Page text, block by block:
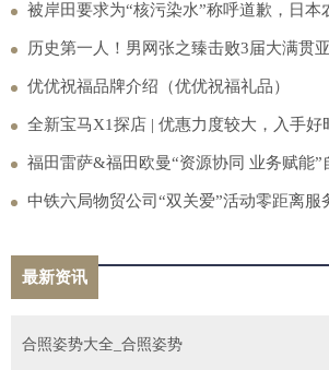
被岸田要求为“核污染水”称呼道歉，日本
历史第一人！男网张之臻击败3届大满贯
优优祝福品牌介绍（优优祝福礼品）
全新宝马X1探店 | 优惠力度较大，入手好
福田雷萨&福田欧曼“资源协同 业务赋能
中铁六局物贸公司“双关爱”活动零距离服
最新资讯
合照姿势大全_合照姿势